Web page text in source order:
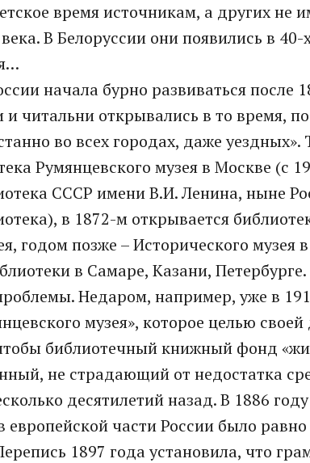
время источникам, а других не
В Белоруссии они появились в 40-
начала бурно развиваться после
читальни открывались в то время,
во всех городах, даже уездных».
Румянцевского музея в Москве (с
СССР имени В.И. Ленина, ныне
в 1872-м открывается
годом позже – Исторического музея
в Самаре, Казани,
Недаром, например, уже в
музея», которое целью своей
библиотечный книжный фонд
не страдающий от недостатка
десятилетий назад. В 1886
части России было
1897 года установила, что